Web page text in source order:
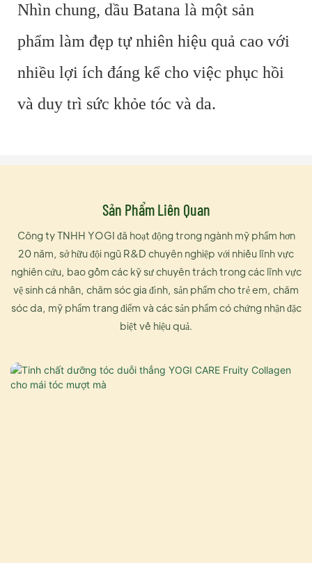
Nhìn chung, dầu Batana là một sản
phẩm làm đẹp tự nhiên hiệu quả cao với
nhiều lợi ích đáng kể cho việc phục hồi
và duy trì sức khỏe tóc và da.
Sản Phẩm Liên Quan
Công ty TNHH YOGI đã hoạt động trong ngành mỹ phẩm hơn
20 năm, sở hữu đội ngũ R&D chuyên nghiệp với nhiều lĩnh vực
nghiên cứu, bao gồm các kỹ sư chuyên trách trong các lĩnh vực
vệ sinh cá nhân, chăm sóc gia đình, sản phẩm cho trẻ em, chăm
sóc da, mỹ phẩm trang điểm và các sản phẩm có chứng nhận đặc
biệt về hiệu quả.